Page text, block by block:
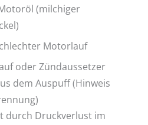
(milchiger
Motorlauf
oder Zündaussetzer
dem Auspuff (Hinweis
durch Druckverlust im